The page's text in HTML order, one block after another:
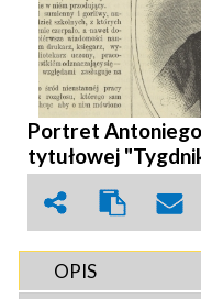
Portret
tytułowej
OPIS